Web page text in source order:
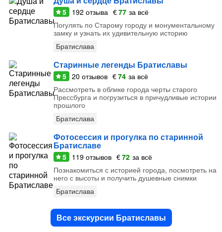
5 192 отзыва €77 за всё
Погулять по Старому городу и монументальному
замку и узнать их удивительную историю
Братислава
Старинные легенды Братиславы
5 20 отзывов €74 за всё
Рассмотреть в облике города черты старого
Прессбурга и погрузиться в причудливые истории
прошлого
Братислава
Фотосессия и прогулка по старинной
Братиславе
5 119 отзывов €72 за всё
Познакомиться с историей города, посмотреть на
него с высоты и получить душевные снимки
Братислава
Все экскурсии Братиславы